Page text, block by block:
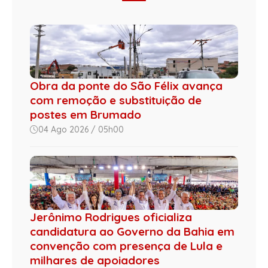
Obra da ponte do São Félix avança
com remoção e substituição de
postes em Brumado
04 Ago 2026 / 05h00
Jerônimo Rodrigues oficializa
candidatura ao Governo da Bahia em
convenção com presença de Lula e
milhares de apoiadores